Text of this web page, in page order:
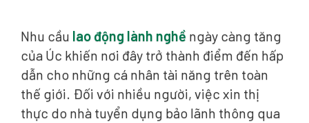
Nhu cầu lao động lành nghề ngày càng tăng
của Úc khiến nơi đây trở thành điểm đến hấp
dẫn cho những cá nhân tài năng trên toàn
thế giới. Đối với nhiều người, việc xin thị
thực do nhà tuyển dụng bảo lãnh thông qua